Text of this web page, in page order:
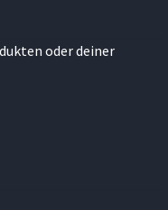
oder deiner